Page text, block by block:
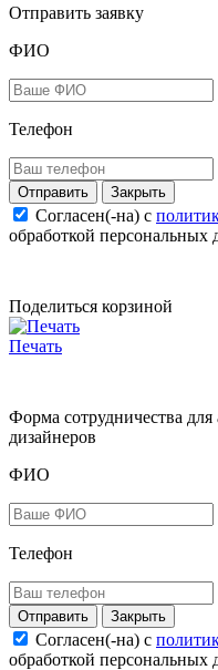
Отправить заявку
ФИО
Телефон
Закрыть
Согласен(-на) c
обработкой персональных
Поделиться корзиной
Печать
Форма сотрудничества
дизайнеров
ФИО
Телефон
Закрыть
Согласен(-на) c
обработкой персональных